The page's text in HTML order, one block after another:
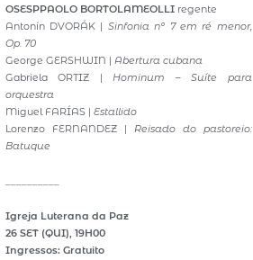
OSESPPAOLO BORTOLAMEOLLIregente
Antonín DVORÁK | Sinfonia nº 7 em ré menor,
Op. 70
George GERSHWIN | Abertura cubana
Gabriela ORTIZ | Hominum – Suíte para
orquestra
Miguel FARÍAS | Estallido
Lorenzo FERNANDEZ | Reisado do pastoreio:
Batuque
Igreja Luterana da Paz
26 SET (QUI), 19H00
Ingressos: Gratuito